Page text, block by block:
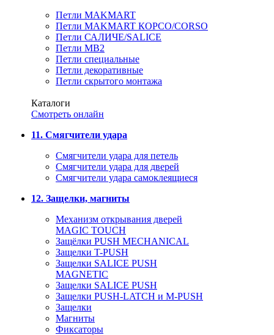
Петли MAKMART
Петли MAKMART КОРСО/CORSO
Петли САЛИЧЕ/SALICE
Петли MB2
Петли специальные
Петли декоративные
Петли скрытого монтажа
Каталоги
Смотреть онлайн
11. Смягчители удара
Смягчители удара для петель
Смягчители удара для дверей
Cмягчители удара самоклеящиеся
12. Защелки, магниты
Механизм открывания дверей
MAGIC TOUCH
Защёлки PUSH MECHANICAL
Защелки T-PUSH
Защелки SALICE PUSH
MAGNETIC
Защелки SALICE PUSH
Защелки PUSH-LATCH и M-PUSH
Защелки
Магниты
Фиксаторы